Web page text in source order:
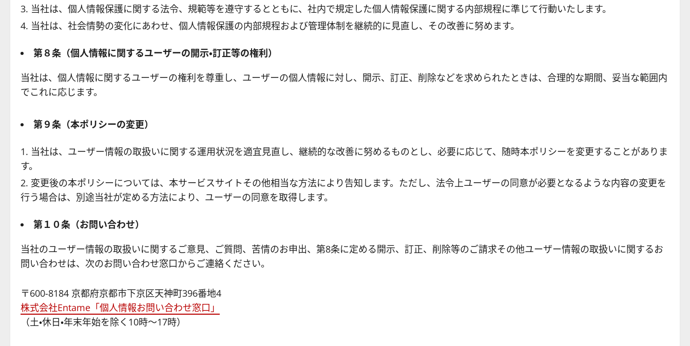
当社は、個人情報保護に関する法令、規範等を遵守するとともに、社内で規定した個人情報保護に関する内部規程に準じて行動いたします。
当社は、社会情勢の変化にあわせ、個人情報保護の内部規程および管理体制を継続的に見直し、その改善に努めます。
第８条（個人情報に関するユーザーの開示・訂正等の権利）
当社は、個人情報に関するユーザーの権利を尊重し、ユーザーの個人情報に対し、開示、訂正、削除などを求められたときは、合理的な期間、妥当な範囲内
でこれに応じます。
第９条 （本ポリシーの変更）
当社は、ユーザー情報の取扱いに関する運用状況を適宜見直し、継続的な改善に努めるものとし、必要に応じて、随時本ポリシーを変更することがありま
す。
変更後の本ポリシーについては、本サービスサイトその他相当な方法により告知します。ただし、法令上ユーザーの同意が必要となるような内容の変更を
行う場合は、別途当社が定める方法により、ユーザーの同意を取得します。
第１０条（お問い合わせ）
当社のユーザー情報の取扱いに関するご意見、ご質問、苦情のお申出、第8条に定める開示、訂正、削除等のご請求その他ユーザー情報の取扱いに関するお
問い合わせは、次のお問い合わせ窓口からご連絡ください。
〒600-8184 京都府京都市下京区天神町396番地4
株式会社Entame「個人情報お問い合わせ窓口」
（土・休日・年末年始を除く10時～17時）